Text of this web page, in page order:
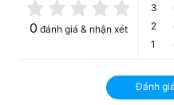
0 đánh giá & nhận xét
3
2
1
Đánh